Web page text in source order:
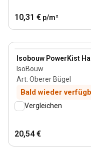
10,31 € p/m²
Isobouw PowerKist
IsoBouw
Art: Oberer Bügel
Bald wieder
View product
Vergleichen
20,54 €